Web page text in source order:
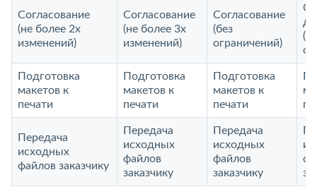
Согласование
(не более 2х
изменений)
Согласование
(не более 3х
изменений)
Согласование
(без
ограничений)
Подготовка
макетов к
печати
Подготовка
макетов к
печати
Подготовка
макетов к
печати
Передача
исходных
файлов заказчику
Передача
исходных
файлов
заказчику
Передача
исходных
файлов
заказчику